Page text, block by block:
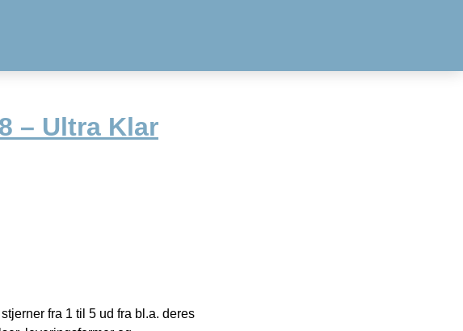
– Ultra Klar
fra 1 til 5 ud fra bl.a. deres